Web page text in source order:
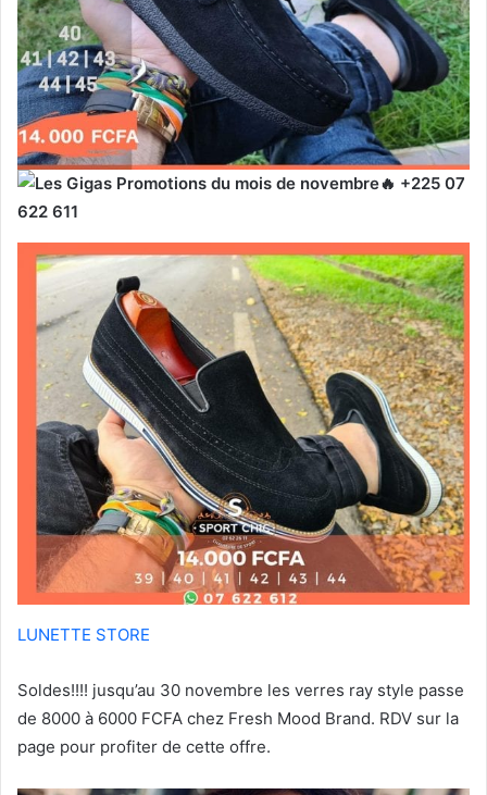
+225 07
622 611
LUNETTE STORE
Soldes!!!! jusqu’au 30 novembre les verres ray style passe
de 8000 à 6000 FCFA chez Fresh Mood Brand. RDV sur la
page pour profiter de cette offre.